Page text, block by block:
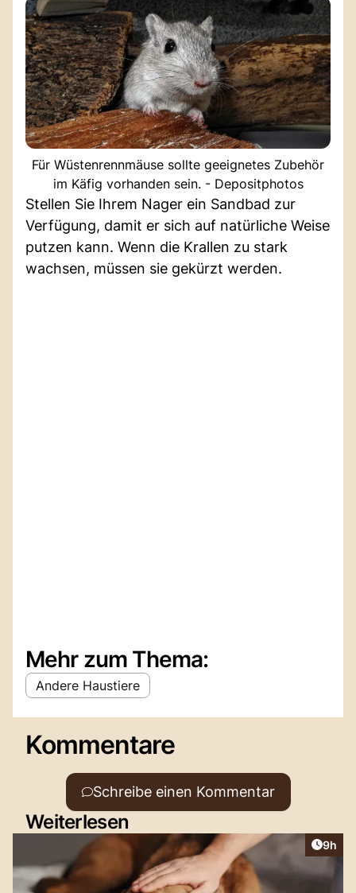
Für Wüstenrennmäuse sollte geeignetes Zubehör
im Käfig vorhanden sein. - Depositphotos
Stellen Sie Ihrem Nager ein Sandbad zur
Verfügung, damit er sich auf natürliche Weise
putzen kann. Wenn die Krallen zu stark
wachsen, müssen sie gekürzt werden.
Mehr zum Thema:
Andere Haustiere
Kommentare
Schreibe einen Kommentar
Weiterlesen
9h